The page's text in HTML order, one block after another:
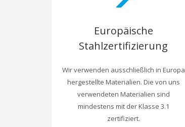
Europäische
Stahlzertifizierung
Wir verwenden ausschließlich in Europa
hergestellte Materialien. Die von uns
verwendeten Materialien sind
mindestens mit der Klasse 3.1
zertifiziert.